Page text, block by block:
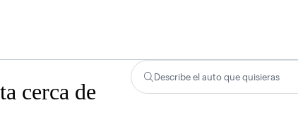
cerca de
Describe el auto que quisieras